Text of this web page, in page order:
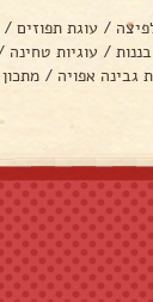
/ עוגת תפוזים /
/ עוגיות טחינה
גבינה אפויה /